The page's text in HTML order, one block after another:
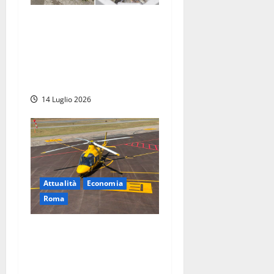
14 Luglio 2026
Attualità
Economia
Roma